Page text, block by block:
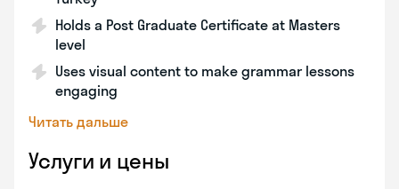
Holds a Post Graduate Certificate at Masters
level
Uses visual content to make grammar lessons
engaging
Читать дальше
Услуги и цены